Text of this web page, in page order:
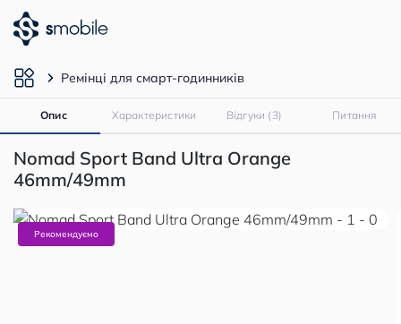
Ремінці для смарт-годинників
Опис Характеристики Відгуки (3) Питання
Nomad Sport Band Ultra Orange
46mm/49mm
Рекомендуємо